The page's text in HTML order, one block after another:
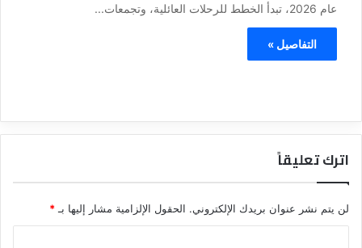
عام 2026، تبدأ الخطط للرحلات العائلية، وتجمعات...
التفاصيل »
اترك تعليقاً
لن يتم نشر عنوان بريدك الإلكتروني. الحقول الإلزامية مشار إليها بـ *